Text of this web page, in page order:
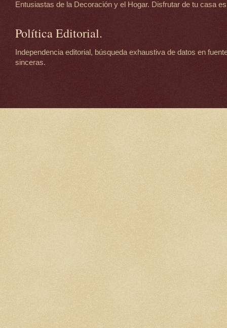
Entusiastas de la Decoración y el Hogar. Disfrutar de tu casa
Política Editorial.
Independencia editorial, búsqueda exhaustiva de datos en
sinceras.